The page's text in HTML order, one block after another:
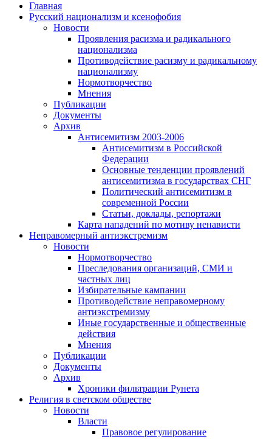
Главная
Русский национализм и ксенофобия
Новости
Проявления расизма и радикального
национализма
Противодействие расизму и радикальному
национализму
Нормотворчество
Мнения
Публикации
Документы
Архив
Антисемитизм 2003-2006
Антисемитизм в Российской
Федерации
Основные тенденции проявлений
антисемитизма в государствах СНГ
Политический антисемитизм в
современной России
Статьи, доклады, репортажи
Карта нападений по мотиву ненависти
Неправомерный антиэкстремизм
Новости
Нормотворчество
Преследования организаций, СМИ и
частных лиц
Избирательные кампании
Противодействие неправомерному
антиэкстремизму
Иные государственные и общественные
действия
Мнения
Публикации
Документы
Архив
Хроники фильтрации Рунета
Религия в светском обществе
Новости
Власти
Правовое регулирование